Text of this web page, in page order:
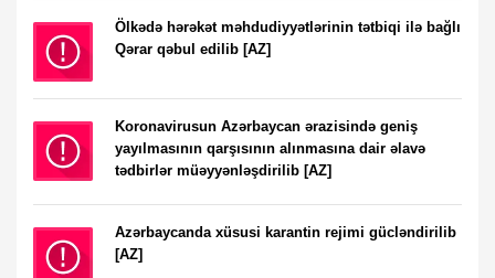
Ölkədə hərəkət məhdudiyyətlərinin tətbiqi ilə bağlı
Qərar qəbul edilib [AZ]
Koronavirusun Azərbaycan ərazisində geniş
yayılmasının qarşısının alınmasına dair əlavə
tədbirlər müəyyənləşdirilib [AZ]
Azərbaycanda xüsusi karantin rejimi gücləndirilib
[AZ]